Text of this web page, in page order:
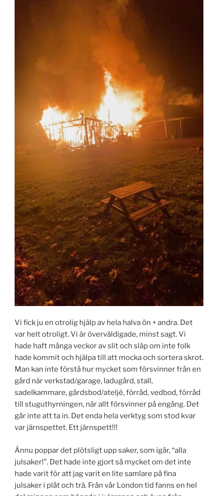
Vi fick ju en otrolig hjälp av hela halva ön + andra. Det
var helt otroligt. Vi är överväldigade, minst sagt. Vi
hade haft många veckor av slit och släp om inte folk
hade kommit och hjälpa till att mocka och sortera skrot.
Man kan inte förstå hur mycket som försvinner från en
gård när verkstad/garage, ladugård, stall,
sadelkammare, gårdsbod/ateljé, förråd, vedbod, förråd
till stuguthyrningen, när allt försvinner på engång. Det
går inte att ta in. Det enda hela verktyg som stod kvar
var järnspettet. Ett järnspett!!!
Ännu poppar det plötsligt upp saker, som igår, “alla
julsaker!”. Det hade inte gjort så mycket om det inte
hade varit för att jag varit en lite samlare på fina
julsaker i plåt och trä. Från vår London tid fanns en hel